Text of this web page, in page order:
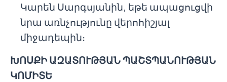
Կարեն Սարգսյանին, եթե ապացուցվի
նրա առնչությունը վերոհիշյալ
միջադեպին։
ԽՈՍՔԻ ԱԶԱՏՈՒԹՅԱՆ ՊԱՇՏՊԱՆՈՒԹՅԱՆ
ԿՈՄԻՏԵ